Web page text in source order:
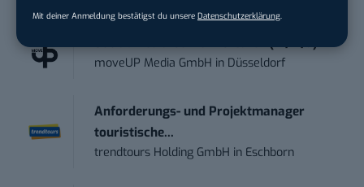
Mit deiner Anmeldung bestätigst du unsere Datenschutzerklärung
Social Media Content Creator (m/w/d)
moveUP Media GmbH in Düsseldorf
Anforderungs- und Projektmanager
touristische...
trendtours Holding GmbH in Eschborn